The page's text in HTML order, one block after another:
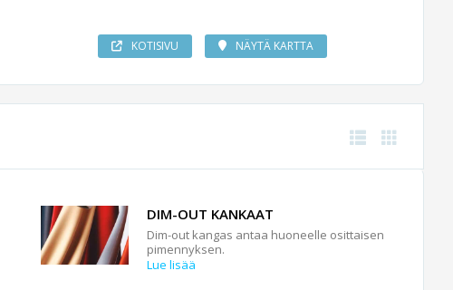
KOTISIVU NÄYTÄ KARTTA
DIM-OUT KANKAAT
Dim-out kangas antaa huoneelle osittaisen
pimennyksen.
Lue lisää